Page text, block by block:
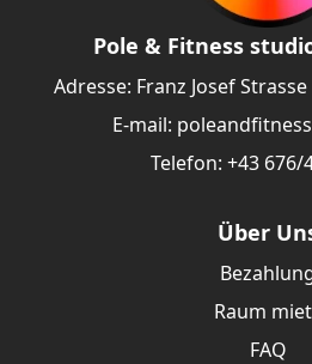
Pole & Fitness
Adresse: Franz Josef
E-mail:
Telefon: +43 676/
Über
Raum
FAQ